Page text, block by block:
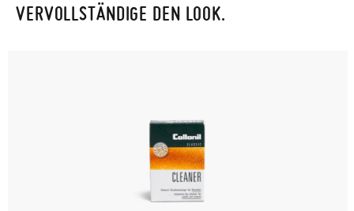
VERVOLLSTÄNDIGE DEN LOOK.